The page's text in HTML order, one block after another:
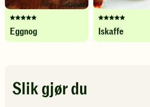
Denne
oppskriften
har
5
stjerner.
Eggnog
Denne
oppskriften
har
Iskaffe
Slik gjør du